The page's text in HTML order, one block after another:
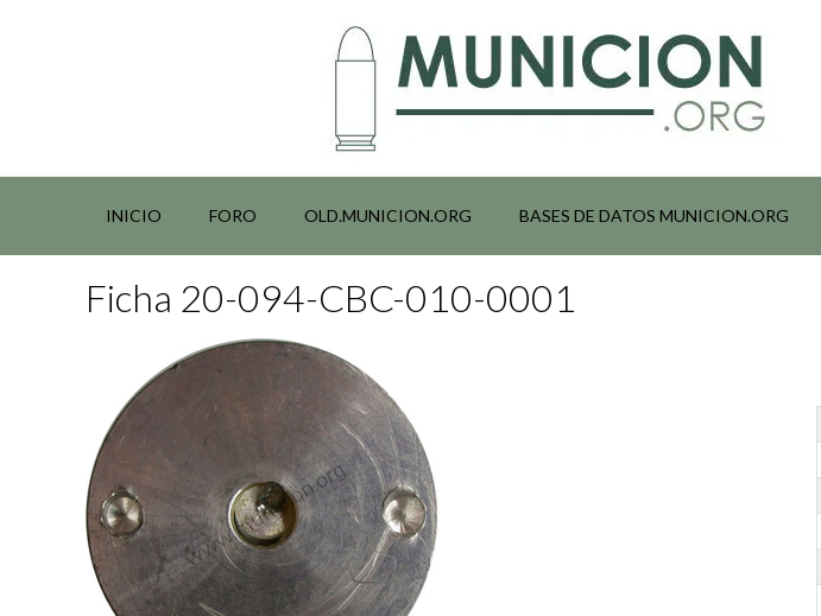
INICIO FORO OLD.MUNICION.ORG BASES DE DATOS MUNICION.ORG
Ficha 20-094-CBC-010-0001